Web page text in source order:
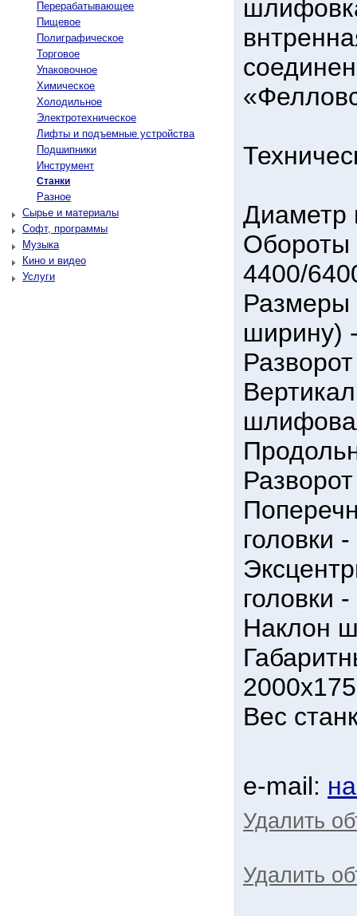
Перерабатывающее
Пищевое
Полиграфическое
Торговое
Упаковочное
Химическое
Холодильное
Электротехническое
Лифты и подъемные устройства
Подшипники
Инструмент
Станки
Разное
Сырье и материалы
Софт, программы
Музыка
Кино и видео
Услуги
Диаметр
Обороты
4400/
Размеры
ширину)
головки
головки
Наклон
Вес
e-mail:
Удалить
Удалить